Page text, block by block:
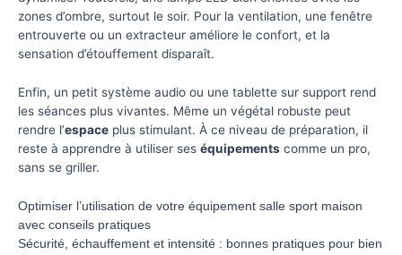
zones d’ombre, surtout le soir. Pour la ventilation, une fenêtre
entrouverte ou un extracteur améliore le confort, et la
sensation d’étouffement disparaît.
Enfin, un petit système audio ou une tablette sur support rend
les séances plus vivantes. Même un végétal robuste peut
rendre l’espace plus stimulant. À ce niveau de préparation, il
reste à apprendre à utiliser ses équipements comme un pro,
sans se griller.
Optimiser l’utilisation de votre équipement salle sport maison
avec conseils pratiques
Sécurité, échauffement et intensité : bonnes pratiques pour bien